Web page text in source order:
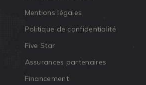
Mentions légales
Politique de confidentialité
Five Star
Assurances partenaires
Financement